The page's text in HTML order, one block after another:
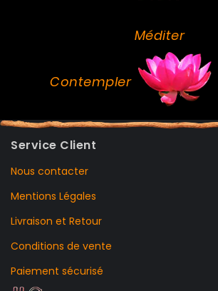
Méditer
Contempler
Service Client
Nous contacter
Mentions Légales
Livraison et Retour
Conditions de vente
Paiement sécurisé